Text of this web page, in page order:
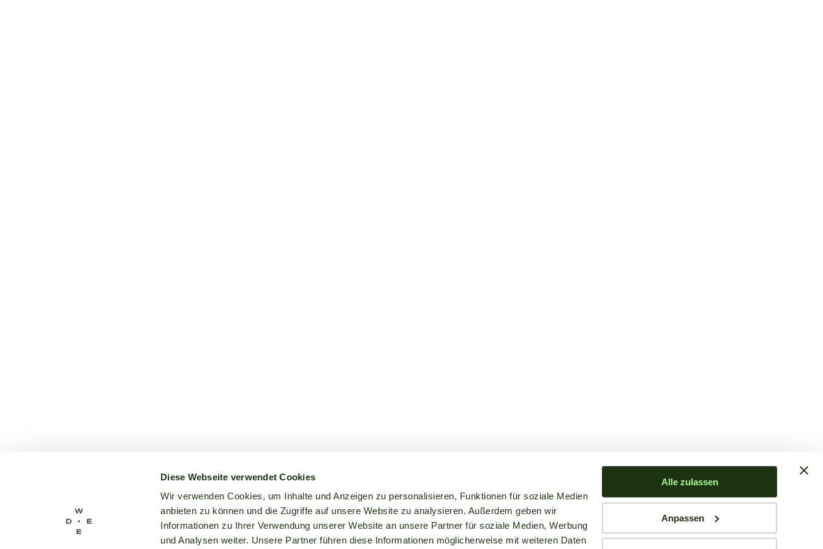
Diese Webseite verwendet Cookies
Wir verwenden Cookies, um Inhalte und Anzeigen zu personalisieren, Funktionen für soziale Medien
anbieten zu können und die Zugriffe auf unsere Website zu analysieren. Außerdem geben wir
Informationen zu Ihrer Verwendung unserer Website an unsere Partner für soziale Medien, Werbung
und Analysen weiter. Unsere Partner führen diese Informationen möglicherweise mit weiteren Daten
Alle zulassen
Anpassen